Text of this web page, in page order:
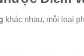
khác nhau, mỗi loại